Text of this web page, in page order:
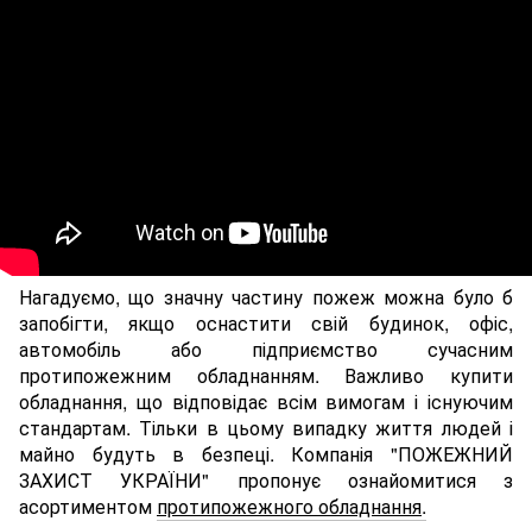
Нагадуємо, що значну частину пожеж можна було б
запобігти, якщо оснастити свій будинок, офіс,
автомобіль або підприємство сучасним
протипожежним обладнанням. Важливо купити
обладнання, що відповідає всім вимогам і існуючим
стандартам. Тільки в цьому випадку життя людей і
майно будуть в безпеці. Компанія "ПОЖЕЖНИЙ
ЗАХИСТ УКРАЇНИ" пропонує ознайомитися з
асортиментом протипожежного обладнання.